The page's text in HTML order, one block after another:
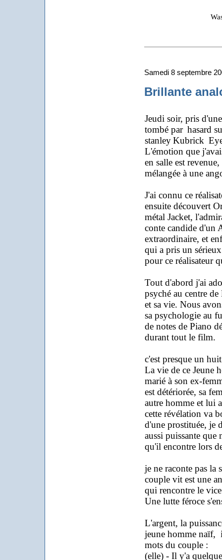
Wassily
Samedi 8 septembre
Brillante
Jeudi soir, pris
tombé par hasard
stanleyKubrick
L'émotion que
en salle est
mélangée à une
J'ai connu ce
ensuite découvert
métal Jacket,
conte candide d'un
extraordinaire, et
qui a pris un
pour ce réalisateur
Tout d'abord j'ai
psyché au centre
et sa vie. Nous
sa psychologie au
de notes de Piano
durant tout le film.
c'est presque un
La vie de ce Jeune
marié à son ex-
est détériorée, sa
autre homme et lui
cette révélation va
d'une prostituée, je
aussi puissante que
qu'il encontre lors
je ne raconte pas la
couple vit est une
qui rencontre le
Une lutte féroce
L'argent, la
jeune homme naïf,
mots du couple :
(elle) - Il y'a